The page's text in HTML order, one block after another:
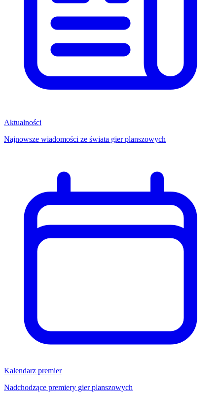
Aktualności
Najnowsze wiadomości ze świata gier planszowych
Kalendarz premier
Nadchodzące premiery gier planszowych